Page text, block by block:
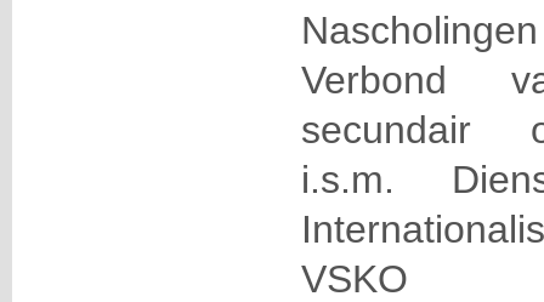
Verbond
secundair
i.s.m.
VSKO